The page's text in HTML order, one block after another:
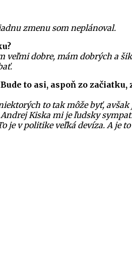
zmenu som neplánoval.
veľmi dobre, mám dobrých a
to asi, aspoň zo začiatku,
to tak môže byť,
Kiska mi je ľudsky
je v politike veľká devíza. A je